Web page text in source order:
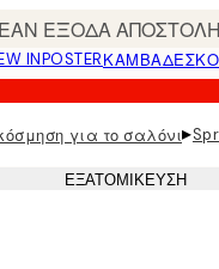
ΕΞΟΔΑ
INPOSTERΚΑΜΒΆΔΕΣ
για το σαλόνι▸
ΕΞΑΤΟΜΊΚΕΥΣΗ